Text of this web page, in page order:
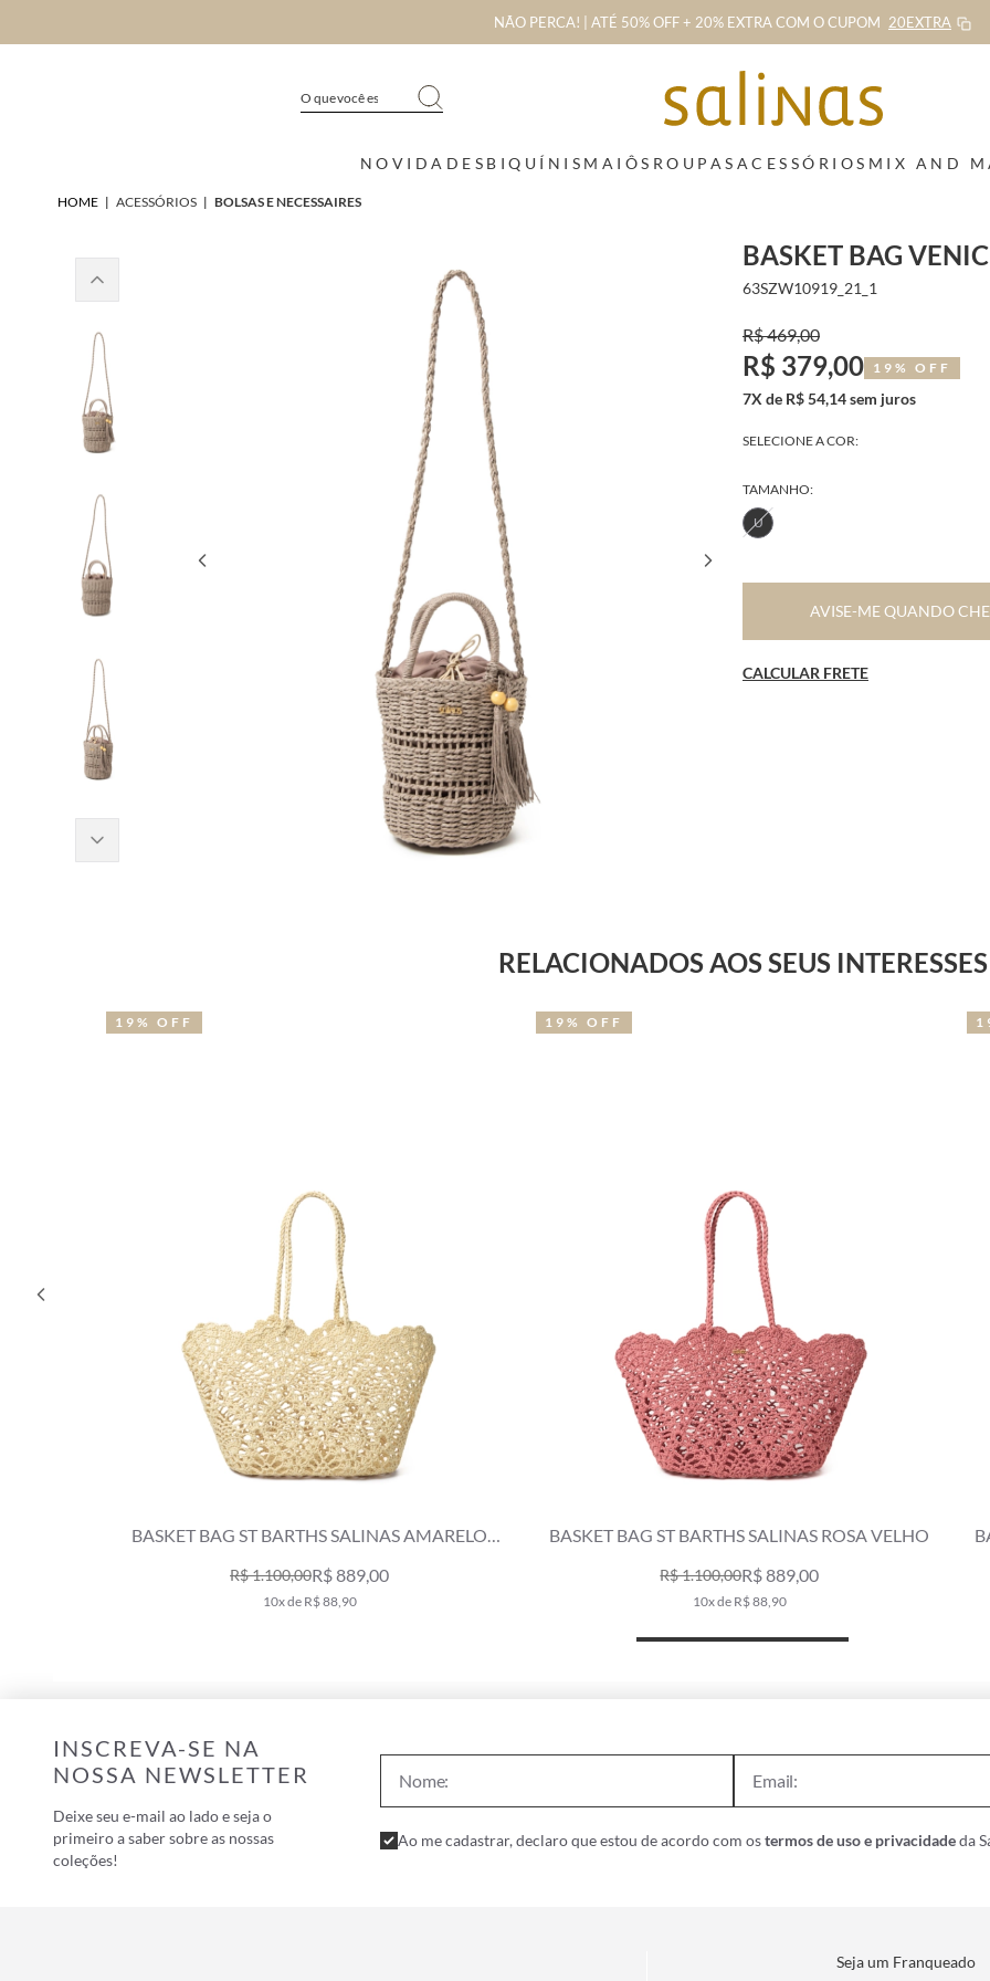
NÃO PERCA! | ATÉ 50% OFF + 20% EXTRA COM O CUPOM 20EXTRA
NOVIDADES BIQUÍNIS MAIÔS ROUPAS ACESSÓRIOS MIX AND
HOME | ACESSÓRIOS | BOLSAS E NECESSAIRES
BASKET BAG
63SZW10919_21_1
R$ 469,00
R$ 379,00 19% OFF
7X de R$ 54,14 sem juros
SELECIONE A COR:
TAMANHO:
U
AVISE-ME QUANDO
CALCULAR FRETE
RELACIONADOS AOS SEUS INTERESSES
BASKET BAG ST BARTHS SALINAS AMARELO
R$ 1.100,00R$ 889,00
10x de R$ 88,90
19% OFF
BASKET BAG ST BARTHS SALINAS ROSA VELHO
R$ 1.100,00R$ 889,00
10x de R$ 88,90
19% OFF
INSCREVA-SE NA
NOSSA NEWSLETTER
Deixe seu e-mail ao lado e seja o
primeiro a saber sobre as nossas
coleções!
Ao me cadastrar, declaro que estou de acordo com ostermos de uso e privacidadeda
Seja um Franqueado